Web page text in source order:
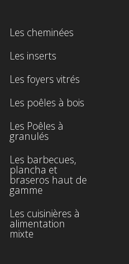
Les cheminées
Les inserts
Les foyers vitrés
Les poêles à bois
Les Poêles à
granulés
Les barbecues,
plancha et
braseros haut de
gamme
Les cuisinières à
alimentation
mixte